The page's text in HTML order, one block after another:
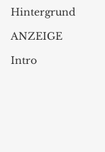
Hintergrund
ANZEIGE
Intro